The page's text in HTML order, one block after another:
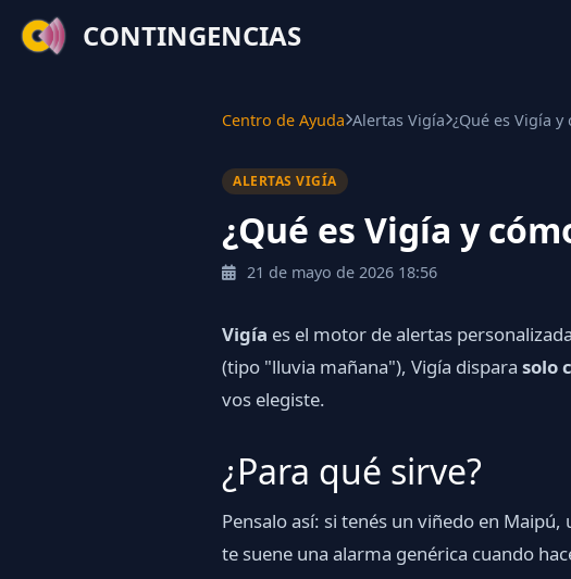
CONTINGENCIAS
Centro de Ayuda Alertas Vigía ¿Qué es Vigía
ALERTAS VIGÍA
¿Qué es Vigía y
21 de mayo de 2026 18:56
Vigía es el motor de alertas
(tipo "lluvia mañana"), Vigía dispara solo
vos elegiste.
¿Para qué sirve?
Pensalo así: si tenés un viñedo en
te suene una alarma genérica cuando